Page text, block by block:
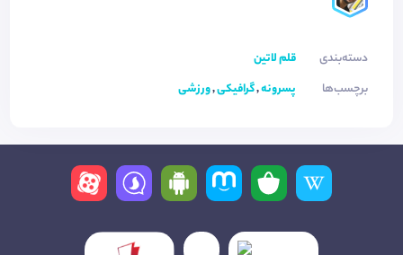
دسته‌بندی
قلم لاتین
برچسب‌ها
پسرونه,گرافیکی,ورزشی